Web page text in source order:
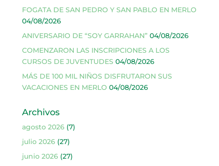
FOGATA DE SAN PEDRO Y SAN PABLO EN MERLO
04/08/2026
ANIVERSARIO DE “SOY GARRAHAN” 04/08/2026
COMENZARON LAS INSCRIPCIONES A LOS
CURSOS DE JUVENTUDES 04/08/2026
MÁS DE 100 MIL NIÑOS DISFRUTARON SUS
VACACIONES EN MERLO 04/08/2026
Archivos
agosto 2026(7)
julio 2026(27)
junio 2026(27)